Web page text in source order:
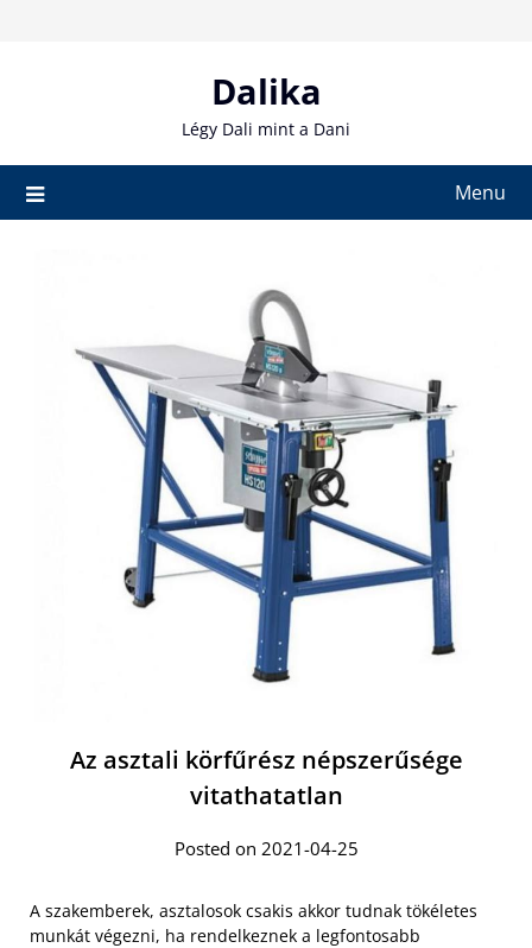
Dalika
Légy Dali mint a Dani
Menu
Az asztali körfűrész népszerűsége
vitathatatlan
Posted on 2021-04-25
A szakemberek, asztalosok csakis akkor tudnak tökéletes
munkát végezni, ha rendelkeznek a legfontosabb